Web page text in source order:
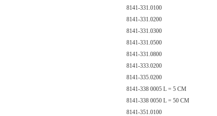
8141-331.0100
8141-331.0200
8141-331.0300
8141-331.0500
8141-331.0800
8141-333.0200
8141-335.0200
8141-338 0005 L = 5 CM
8141-338 0050 L = 50 CM
8141-351.0100